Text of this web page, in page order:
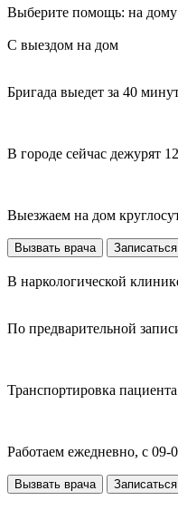
Выберите помощь: на
С выездом на дом
Бригада выедет за 40
В городе сейчас дежурят
Выезжаем на дом
Вызвать врача Записаться
В наркологической
По предварительной
Транспортировка
Работаем ежедневно, с
Вызвать врача Записаться